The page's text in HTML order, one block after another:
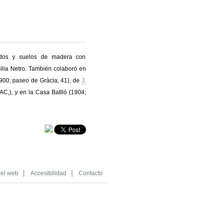
y suelos de madera con
Netro. También colaboró en
paseo de Gràcia, 41), de J.
y en la Casa Batlló (1904;
web Accesibilidad Contacto